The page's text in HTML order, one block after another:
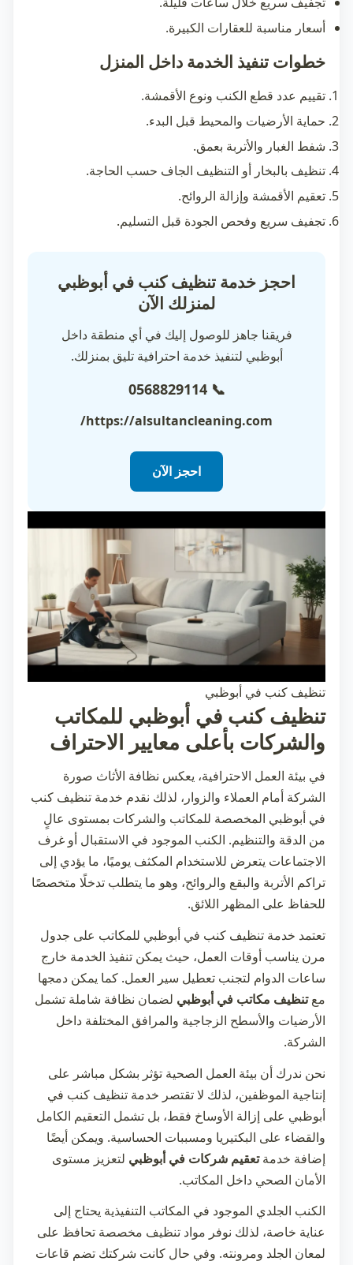
أسعار مناسبة للعقارات الكبيرة.
خطوات تنفيذ الخدمة داخل المنزل
تقييم عدد قطع الكنب ونوع الأقمشة.
حماية الأرضيات والمحيط قبل البدء.
شفط الغبار والأتربة بعمق.
تنظيف بالبخار أو التنظيف الجاف حسب الحاجة.
تعقيم الأقمشة وإزالة الروائح.
تجفيف سريع وفحص الجودة قبل التسليم.
احجز خدمة تنظيف كنب في أبوظبي
لمنزلك الآن
فريقنا جاهز للوصول إليك في أي منطقة داخل
أبوظبي لتنفيذ خدمة احترافية تليق بمنزلك.
📞 0568829114
https://alsultancleaning.com/
احجز الآن
تنظيف كنب في أبوظبي
تنظيف كنب في أبوظبي للمكاتب
والشركات بأعلى معايير الاحتراف
في بيئة العمل الاحترافية، يعكس نظافة الأثاث صورة
الشركة أمام العملاء والزوار، لذلك نقدم خدمة تنظيف كنب
في أبوظبي المخصصة للمكاتب والشركات بمستوى عالٍ
من الدقة والتنظيم. الكنب الموجود في الاستقبال أو غرف
الاجتماعات يتعرض للاستخدام المكثف يوميًا، ما يؤدي إلى
تراكم الأتربة والبقع والروائح، وهو ما يتطلب تدخلًا متخصصًا
للحفاظ على المظهر اللائق.
تعتمد خدمة تنظيف كنب في أبوظبي للمكاتب على جدول
مرن يناسب أوقات العمل، حيث يمكن تنفيذ الخدمة خارج
ساعات الدوام لتجنب تعطيل سير العمل. كما يمكن دمجها
معتنظيف مكاتب في أبوظبي لضمان نظافة شاملة تشمل
الأرضيات والأسطح الزجاجية والمرافق المختلفة داخل
الشركة.
نحن ندرك أن بيئة العمل الصحية تؤثر بشكل مباشر على
إنتاجية الموظفين، لذلك لا تقتصر خدمة تنظيف كنب في
أبوظبي على إزالة الأوساخ فقط، بل تشمل التعقيم الكامل
والقضاء على البكتيريا ومسببات الحساسية. ويمكن أيضًا
إضافة خدمةتعقيم شركات في أبوظبي لتعزيز مستوى
الأمان الصحي داخل المكاتب.
الكنب الجلدي الموجود في المكاتب التنفيذية يحتاج إلى
عناية خاصة، لذلك نوفر مواد تنظيف مخصصة تحافظ على
لمعان الجلد ومرونته. وفي حال كانت شركتك تضم قاعات